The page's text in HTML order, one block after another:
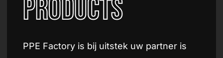
products
PPE Factory is bij uitstek uw partner is
Product design